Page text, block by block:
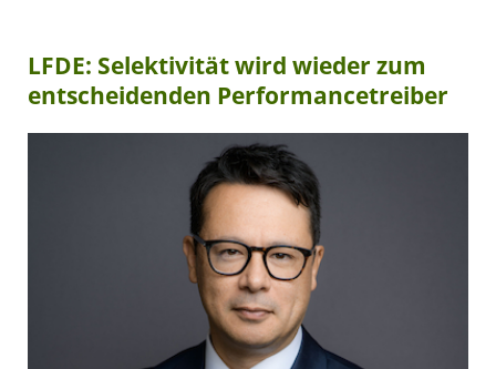
LFDE: Selektivität wird wieder zum
entscheidenden Performancetreiber